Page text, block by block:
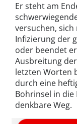
Er steht am
versuchen,
Infizierung der
oder beendet
Ausbreitung
letzten Worten
durch eine
Bohrinsel in die
denkbare Weg.